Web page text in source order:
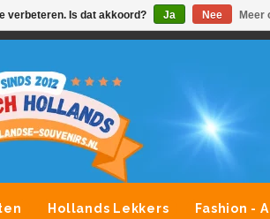
ALLE MERKEN SOUVENIRS
Hollands Lekkers Fashion -
verbeteren. Is dat akkoord? Ja Nee Meer